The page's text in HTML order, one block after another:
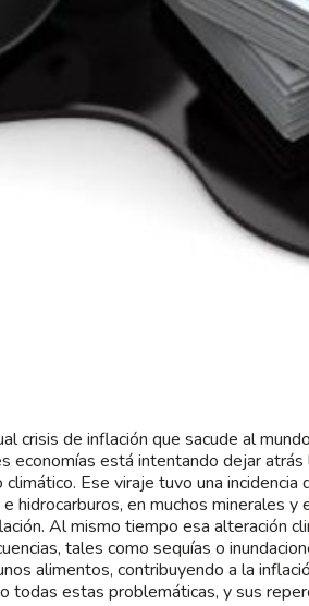
crisis de inflación que sacude al
economías está intentando dejar
climático. Ese viraje tuvo una
e hidrocarburos, en muchos minerales
Al mismo tiempo esa alteración
tales como sequías o
alimentos, contribuyendo a la
todas estas problemáticas, y sus